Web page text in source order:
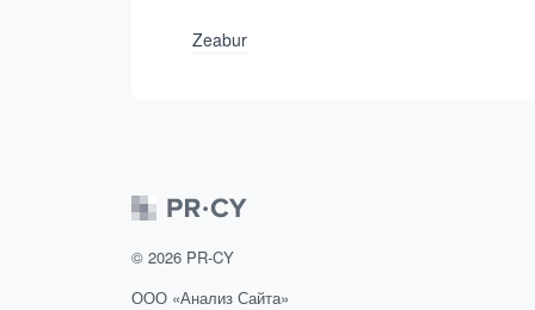
Zeabur
© 2026 PR-CY
ООО «Анализ Сайта»